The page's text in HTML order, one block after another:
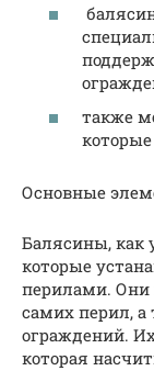
также
Основные
Балясины, как
которые
перилами. Они
самих перил, а
ограждений.
которая